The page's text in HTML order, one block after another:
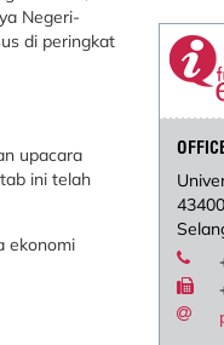
Negeri-
di peringkat
upacara
ini telah
ekonomi